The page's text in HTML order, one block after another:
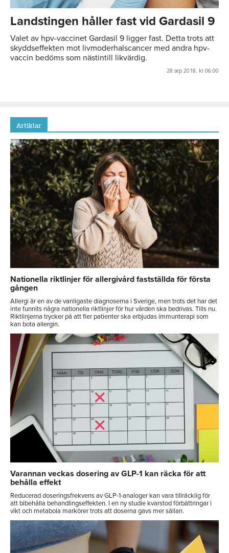
Landstingen håller fast vid Gardasil 9
Valet av hpv-vaccinet Gardasil 9 ligger fast. Detta trots att
skyddseffekten mot livmoderhalscancer med andra hpv-
vaccin bedöms som nästintill likvärdig.
28 sep 2018, kl 06:00
Artiklar
Nationella riktlinjer för allergivård fastställda för första
gången
Allergi är en av de vanligaste diagnoserna i Sverige, men trots det har det
inte funnits några nationella riktlinjer för hur vården ska bedrivas. Tills nu.
Riktlinjerna trycker på att fler patienter ska erbjudas immunterapi som
kan bota allergin.
Varannan veckas dosering av GLP-1 kan räcka för att
behålla effekt
Reducerad doseringsfrekvens av GLP-1-analoger kan vara tillräcklig för
att bibehålla behandlingseffekten. I en ny studie kvarstod förbättringar i
vikt och metabola markörer trots att doserna gavs mer sällan.